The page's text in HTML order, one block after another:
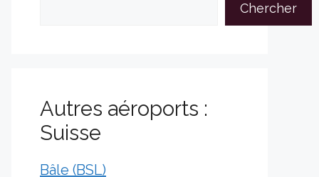
Chercher
Autres aéroports :
Suisse
Bâle (BSL)